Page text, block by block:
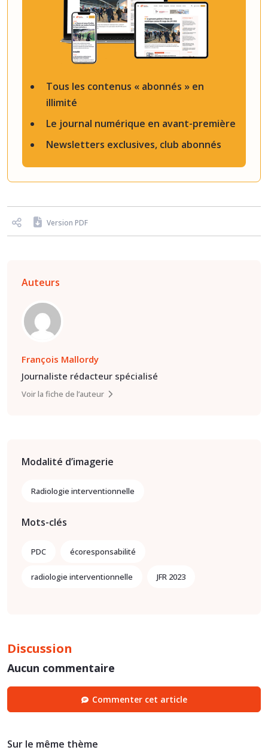
Tous les contenus « abonnés » en
illimité
Le journal numérique en avant-première
Newsletters exclusives, club abonnés
Version PDF
Auteurs
François Mallordy
Journaliste rédacteur spécialisé
Voir la fiche de l’auteur
Modalité d’imagerie
Radiologie interventionnelle
Mots-clés
PDC écoresponsabilité
radiologie interventionnelle JFR 2023
Discussion
Aucun commentaire
Commenter cet article
Sur le même thème